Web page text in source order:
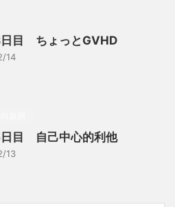
日目 ちょっとGVHD
14
日目 自己中心的利他
13